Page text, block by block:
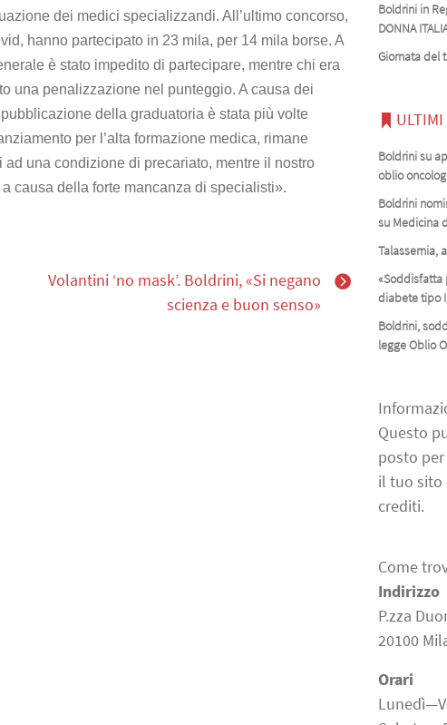
dei medici specializzandi. All’ultimo concorso,
hanno partecipato in 23 mila, per 14 mila borse. A
è stato impedito di partecipare, mentre chi era
una penalizzazione nel punteggio. A causa dei
della graduatoria è stata più volte
per l’alta formazione medica, rimane
una condizione di precariato, mentre il nostro
causa della forte mancanza di specialisti».
Volantini ‘no mask’. Boldrini, «Si negano
scienza e buon senso»
Boldrini in
DONNA
Giornata del
ULTIMI
Boldrini su
oblio
Boldrini
su Medicina
Talassemia,
«Soddisfatta
diabete tipo
Boldrini,
legge Oblio
Questo
posto
il tuo sito
crediti.
Come
Indirizzo
P.zza
20100
Orari